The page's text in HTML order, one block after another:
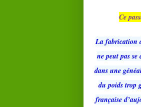
Ce
La fabrication
ne peut pas
dans une
du poids trop
française